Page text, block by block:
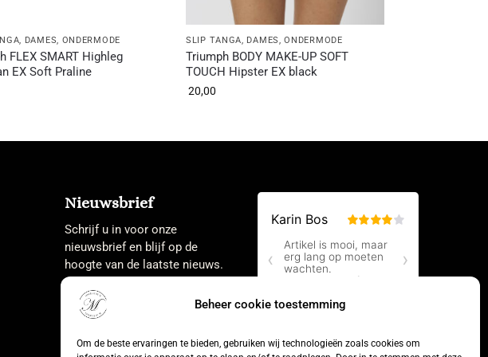
Beheer cookie toestemming
Om de beste ervaringen te bieden, gebruiken wij technologieën zoals cookies om
, DAMES, ONDERMODE
FLEX SMART Highleg
EX Soft Praline
SLIP TANGA, DAMES,ONDERMODE
Triumph BODY MAKE-UP SOFT
TOUCH Hipster EX black
20,00
Nieuwsbrief
Schrijf u in voor onze
nieuwsbrief en blijf op de
hoogte van de laatste nieuws.